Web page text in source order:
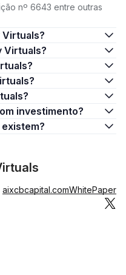
nº 6643 entre outras
Virtuals?
Virtuals?
investimento?
existem?
aixcbcapital.comWhitePaper